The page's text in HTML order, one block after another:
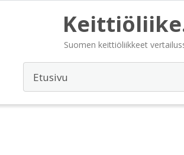
Suomen keittiöliikkeet